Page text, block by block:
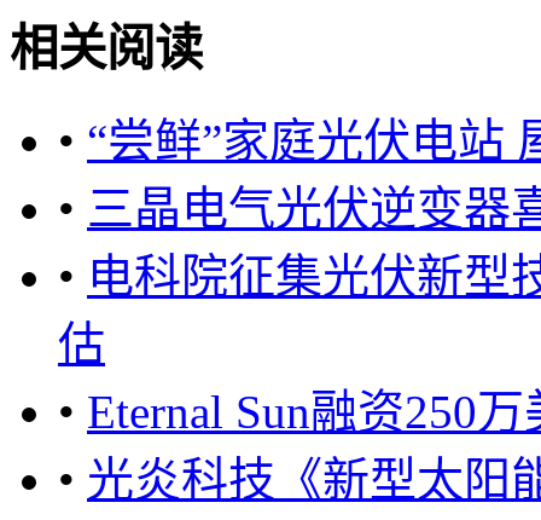
相关阅读
• “尝鲜”家庭光伏电站
• 三晶电气光伏逆变器
• 电科院征集光伏新型
估
• Eternal Sun融资250
• 光炎科技《新型太阳